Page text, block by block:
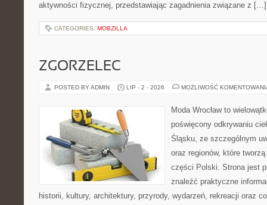
aktywności fizycznej, przedstawiając zagadnienia związane z […]
CATEGORIES: MOBZILLA
ZGORZELEC
POSTED BY ADMIN LIP - 2 - 2026 MOŻLIWOŚĆ
Moda Wrocław to
poświęcony odkrywaniu
Śląsku, ze szczególnym
oraz regionów, które
części Polski. Strona jest
znaleźć praktyczne
historii, kultury, architektury, przyrody, wydarzeń, rekreacji oraz